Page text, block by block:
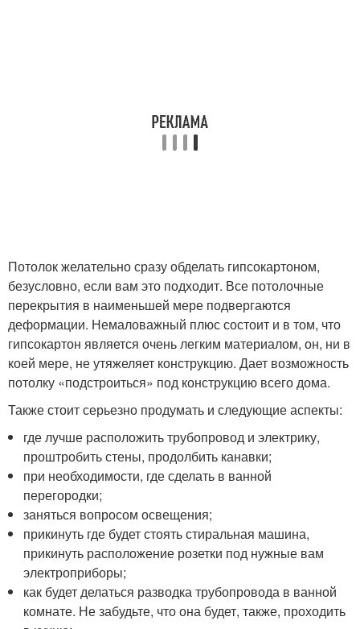
Потолок желательно сразу обделать гипсокартоном,
безусловно, если вам это подходит. Все потолочные
перекрытия в наименьшей мере подвергаются
деформации. Немаловажный плюс состоит и в том, что
гипсокартон является очень легким материалом, он, ни в
коей мере, не утяжеляет конструкцию. Дает возможность
потолку «подстроиться» под конструкцию всего дома.
Также стоит серьезно продумать и следующие аспекты:
где лучше расположить трубопровод и электрику,
проштробить стены, продолбить канавки;
при необходимости, где сделать в ванной
перегородки;
заняться вопросом освещения;
прикинуть где будет стоять стиральная машина,
прикинуть расположение розетки под нужные вам
электроприборы;
как будет делаться разводка трубопровода в ванной
комнате. Не забудьте, что она будет, также, проходить